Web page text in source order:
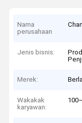
Nama
perusahaan
Jenis bisnis:
Merek:
Wakakak
karyawan: